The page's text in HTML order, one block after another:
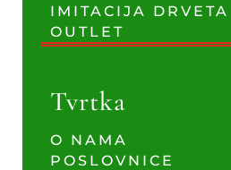
IMITACIJA DRVETA
OUTLET
Tvrtka
O NAMA
POSLOVNICE